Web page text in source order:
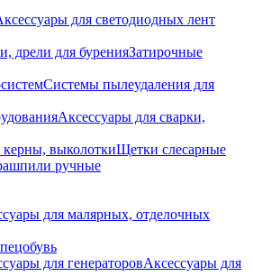
для светодиодных лент
дрели для буренияЗатирочные
Системы пылеудаления для
Аксессуары для сварки,
керны, выколоткиЩетки слесарные
ручные
для малярных, отделочных
для генераторовАксессуары для